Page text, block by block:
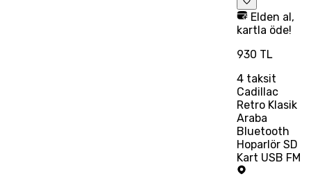
Elden al,
kartla öde!
930 TL
4taksit
Cadillac
Retro Klasik
Araba
Bluetooth
Hoparlör SD
Kart USB FM